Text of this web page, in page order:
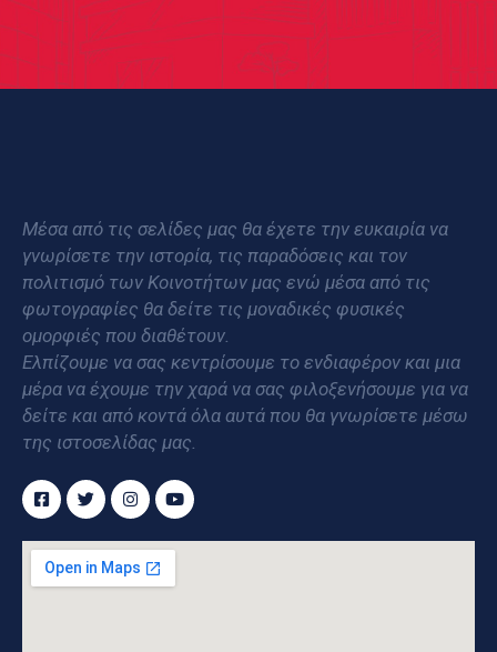
Μέσα από τις σελίδες μας θα έχετε την ευκαιρία να
γνωρίσετε την ιστορία, τις παραδόσεις και τον
πολιτισμό των Κοινοτήτων μας ενώ μέσα από τις
φωτογραφίες θα δείτε τις μοναδικές φυσικές
ομορφιές που διαθέτουν.
Ελπίζουμε να σας κεντρίσουμε το ενδιαφέρον και μια
μέρα να έχουμε την χαρά να σας φιλοξενήσουμε για να
δείτε και από κοντά όλα αυτά που θα γνωρίσετε μέσω
της ιστοσελίδας μας.